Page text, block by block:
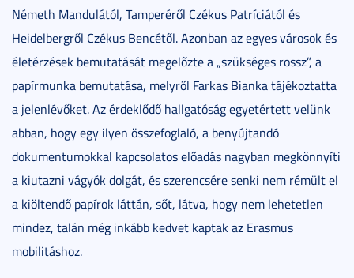
Németh Mandulától, Tamperéről Czékus Patríciától és
Heidelbergről Czékus Bencétől. Azonban az egyes városok és
életérzések bemutatását megelőzte a „szükséges rossz”, a
papírmunka bemutatása, melyről Farkas Bianka tájékoztatta
a jelenlévőket. Az érdeklődő hallgatóság egyetértett velünk
abban, hogy egy ilyen összefoglaló, a benyújtandó
dokumentumokkal kapcsolatos előadás nagyban megkönnyíti
a kiutazni vágyók dolgát, és szerencsére senki nem rémült el
a kiöltendő papírok láttán, sőt, látva, hogy nem lehetetlen
mindez, talán még inkább kedvet kaptak az Erasmus
mobilitáshoz.